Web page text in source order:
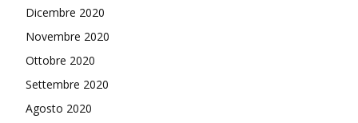
Dicembre 2020
Novembre 2020
Ottobre 2020
Settembre 2020
Agosto 2020